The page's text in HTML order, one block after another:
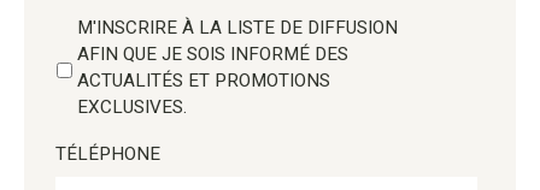
M'INSCRIRE À LA LISTE DE DIFFUSION
AFIN QUE JE SOIS INFORMÉ DES
ACTUALITÉS ET PROMOTIONS
EXCLUSIVES.
TÉLÉPHONE